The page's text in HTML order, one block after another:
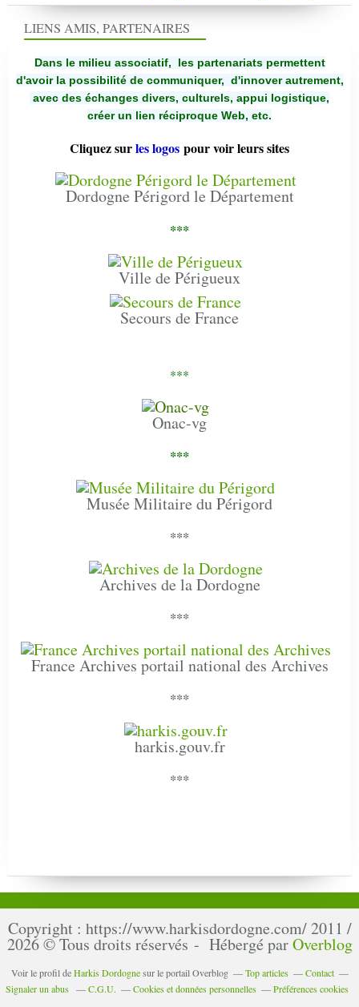
LIENS AMIS, PARTENAIRES
Dans le milieu associatif, les partenariats permettent
d'avoir la possibilité de communiquer, d'innover autrement,
avec des échanges divers, culturels, appui logistique,
créer un lien réciproque Web, etc.
Cliquez surles logos pour voir leurs sites
Dordogne Périgord le Département
***
Ville de Périgueux
Secours de France
***
Onac-vg
***
Musée Militaire du Périgord
***
Archives de la Dordogne
***
France Archives portail national des Archives
***
harkis.gouv.fr
***
Copyright : https://www.harkisdordogne.com/ 2011 /
2026 © Tous droits réservés - Hébergé parOverblog
Voir le profil deHarkis Dordognesur le portail Overblog Top articles
Contact
Signaler un abus
C.G.U. Cookies et données personnelles Préférences cookies